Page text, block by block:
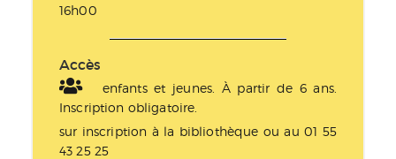
16h00
Accès
enfants et jeunes. À partir de 6 ans.
Inscription obligatoire.
sur inscription à la bibliothèque ou au 01 55
43 25 25